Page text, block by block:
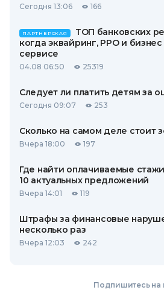
Сегодня 13:06 166
ПАРТНЕРСКАЯ
ТОП банковских
когда эквайринг, РРО и
сервисе
04.08 06:50 25319
Следует ли платить детям за
Сегодня 09:07 253
Сколько на самом деле стоит
Вчера 18:00 197
Где найти оплачиваемые
10 актуальных предложений
Вчера 14:01 119
Штрафы за финансовые
несколько раз
Вчера 12:03 242
Подпишитесь на